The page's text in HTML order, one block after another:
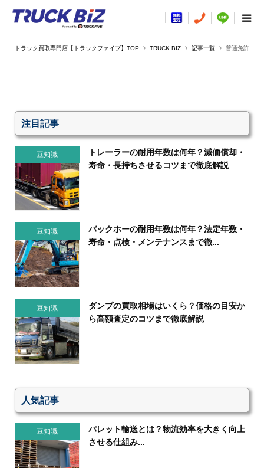
TRUCK BIZ 記事一覧 普通免許
注目記事
豆知識
トレーラーの耐用年数は何年？減価償却・
寿命・長持ちさせるコツまで徹底解説
豆知識
バックホーの耐用年数は何年？法定年数・
寿命・点検・メンテナンスまで徹...
豆知識
ダンプの買取相場はいくら？価格の目安か
ら高額査定のコツまで徹底解説
人気記事
豆知識
パレット輸送とは？物流効率を大きく向上
させる仕組み...